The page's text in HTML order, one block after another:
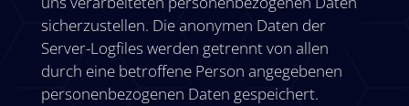
sicherzustellen. Die anonymen Daten der
Server-Logfiles werden getrennt von allen
durch eine betroffene Person angegebenen
personenbezogenen Daten gespeichert.